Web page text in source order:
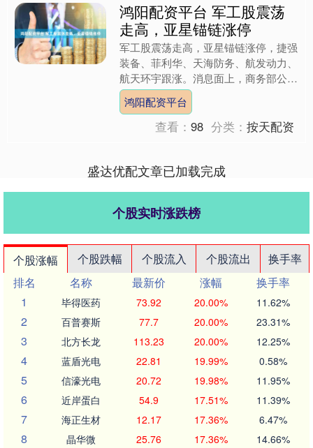
鸿阳配资平台 军工股震荡
走高，亚星锚链涨停
军工股震荡走高，亚星锚链涨停，捷强
装备、菲利华、天海防务、航发动力、
航天环宇跟涨。消息面上，商务部公告
称将20家日本实体列入出口管制管控
名单。 来源：金融界AI....
鸿阳配资平台
查看：98 分类：按天配资
盛达优配文章已加载完成
个股实时涨跌榜
个股涨幅 个股跌幅 个股流入 个股流出
换手率
排名
名称 最新价 涨幅
换手率
1
毕得医药 73.92 20.00% 11.62%
2 百普赛斯 77.7 20.00% 23.31%
3 北方长龙 113.23 20.00% 12.25%
4 蓝盾光电 22.81 19.99% 0.58%
5 信濠光电 20.72 19.98% 11.95%
6 近岸蛋白 54.9 17.51% 11.39%
7 海正生材 12.17 17.36% 6.47%
8 晶华微 25.76 17.36% 14.66%